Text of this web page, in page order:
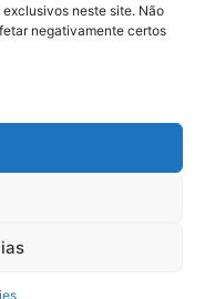
neste site. Não
negativamente certos
por:
NP Publicidade
Instagram